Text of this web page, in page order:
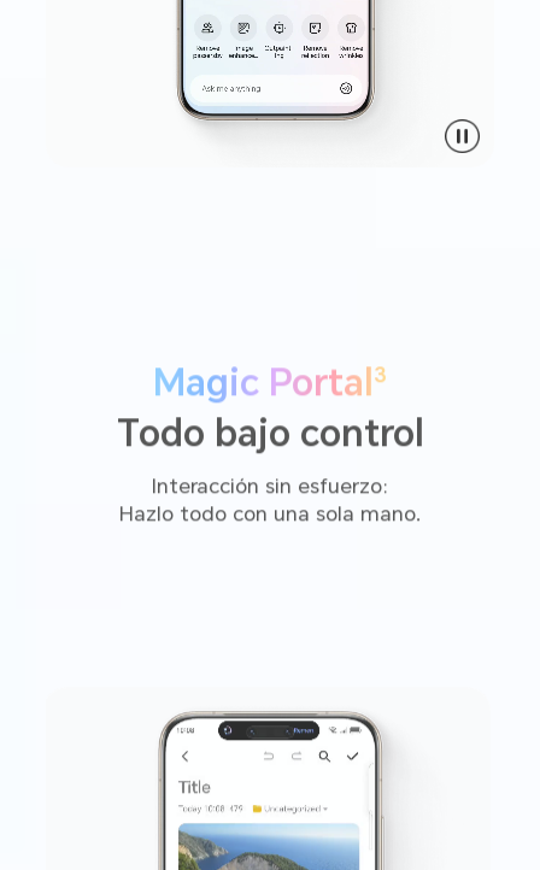
Magic Portal 3
Todo bajo control
Interacción sin esfuerzo:
Hazlo todo con una sola mano.